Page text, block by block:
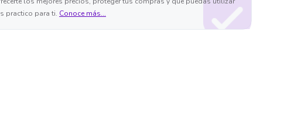
practico para ti. Conoce más...